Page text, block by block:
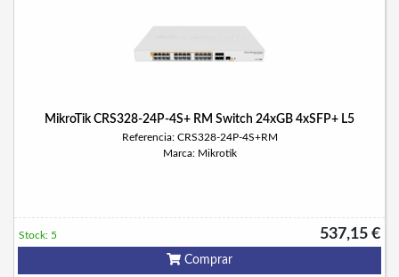
MikroTik CRS328-24P-4S+ RM Switch 24xGB 4xSFP+ L5
Referencia: CRS328-24P-4S+RM
Marca: Mikrotik
537,15 €
Stock: 5
Comprar